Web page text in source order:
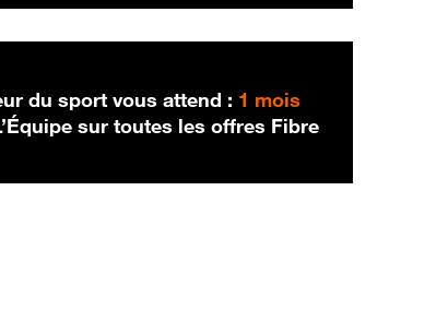
du sport vous attend : 1 mois
sur toutes les offres Fibre